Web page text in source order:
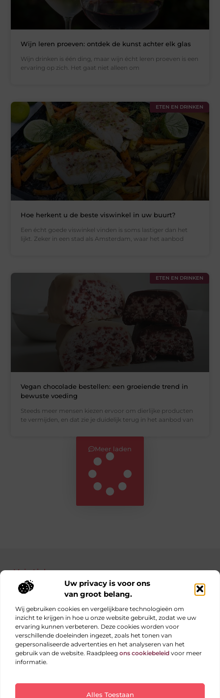
Uw privacy is voor ons
van groot belang.
Wij gebruiken cookies en vergelijkbare technologieën om
inzicht te krijgen in hoe u onze website gebruikt, zodat we uw
ervaring kunnen verbeteren. Deze cookies worden voor
verschillende doeleinden ingezet, zoals het tonen van
gepersonaliseerde advertenties en het analyseren van het
gebruik van de website. Raadpleeg ons cookiebeleid voor meer
informatie.
Alles Toestaan
Wijn leren proeven: ontdek de kunst achter elk glas
Wijn drinken is één ding, maar wijn écht leren proeven is een
ervaring op zich. Het gaat niet alleen om
ETEN EN DRINKEN
Hoe herkent u de beste viswinkel in uw buurt?
Een écht goede viswinkel vinden is soms lastiger dan het
lijkt. Zeker in een stad als Amsterdam, waar het aanbod
ETEN EN DRINKEN
Vegan chocolade bestellen: een groeiende trend in
bewuste voeding
Steeds meer mensen kiezen ervoor om dierlijke producten
te vermijden, en dat zie je duidelijk terug in het aanbod van
Meer laden
Main Links
Bekende Nederlanders
Elke dag iets nieuws op obs-beukenlaan.nl
Blogs vol inspiratie, inzichten en tips voor jouw dagelijks
leven.